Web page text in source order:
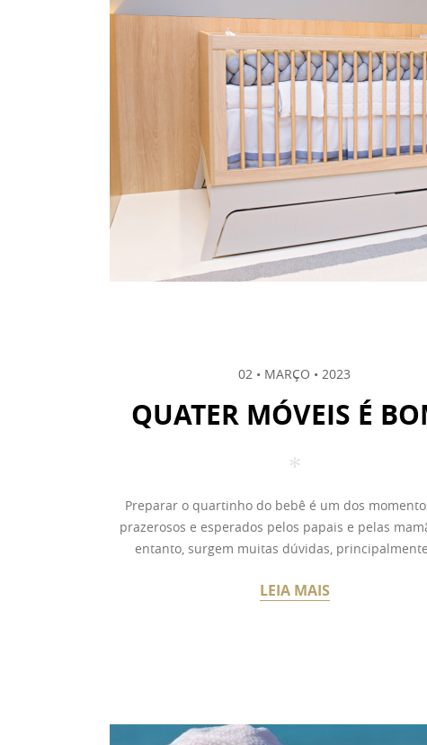
02 • MARÇO • 2023
QUATER MÓVEIS É
Preparar o quartinho do bebê é um dos
prazerosos e esperados pelos papais e pelas
entanto, surgem muitas dúvidas,
LEIA MAIS